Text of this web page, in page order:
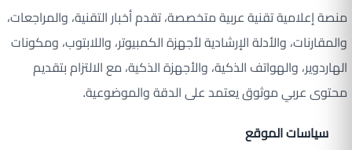
منصة إعلامية تقنية عربية متخصصة، تقدم أخبار التقنية، والمراجعات،
والمقارنات، والأدلة الإرشادية لأجهزة الكمبيوتر، واللابتوب، ومكونات
الهاردوير، والهواتف الذكية، والأجهزة الذكية، مع الالتزام بتقديم
محتوى عربي موثوق يعتمد على الدقة والموضوعية.
سياسات الموقع